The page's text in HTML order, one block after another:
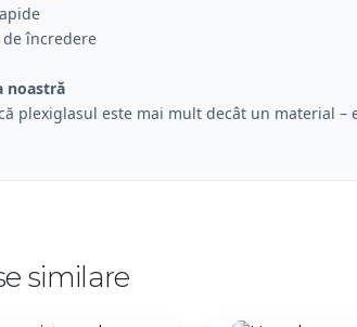
de încredere
noastră
plexiglasul este mai mult decât un material
similare